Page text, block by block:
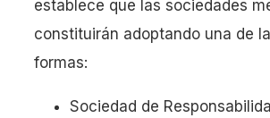
establece que las sociedades
constituirán adoptando una de
formas:
Sociedad de